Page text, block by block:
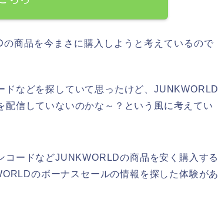
商品を今まさに購入しようと考えているので
ドなどを探していて思ったけど、JUNKWORLD
信していないのかな～？という風に考えてい
コードなどJUNKWORLDの商品を安く購入する
のボーナスセールの情報を探した体験があ